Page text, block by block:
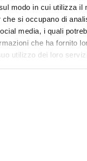
modo in cui utilizza il
che si occupano di
media, i quali
che ha fornito
utilizzo dei loro